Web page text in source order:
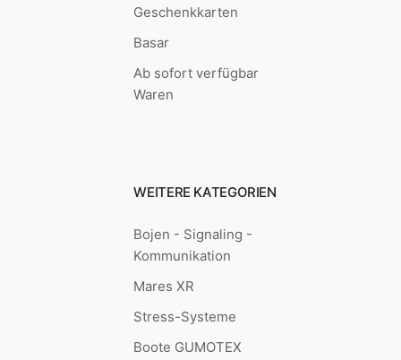
Geschenkkarten
Basar
Ab sofort verfügbar
Waren
WEITERE KATEGORIEN
Bojen - Signaling -
Kommunikation
Mares XR
Stress-Systeme
Boote GUMOTEX